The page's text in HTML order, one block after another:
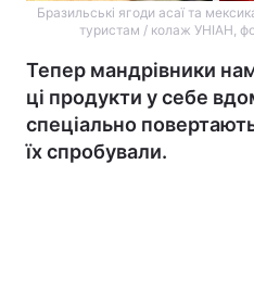
Бразильські ягоди асаї та
туристам / колаж УНІАН,
Тепер мандрівники
ці продукти у себе
спеціально
їх спробували.